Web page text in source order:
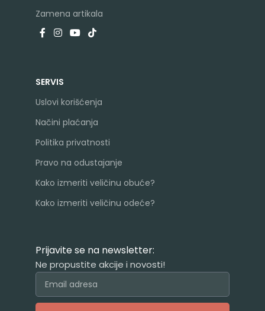
Zamena artikala
SERVIS
Uslovi korišćenja
Načini plaćanja
Politika privatnosti
Pravo na odustajanje
Kako izmeriti veličinu obuće?
Kako izmeriti veličinu odeće?
Prijavite se na newsletter:
Ne propustite akcije i novosti!